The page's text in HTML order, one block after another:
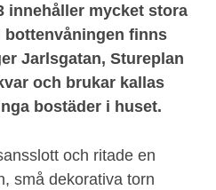
innehåller mycket stora
bottenvåningen finns
Jarlsgatan, Stureplan
och brukar kallas
bostäder i huset.
och ritade en
små dekorativa torn